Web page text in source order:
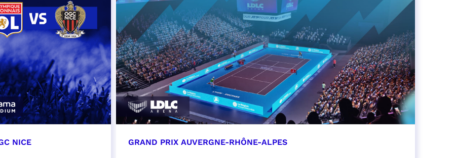
NICE GRAND PRIX AUVERGNE-RHÔNE-ALPES